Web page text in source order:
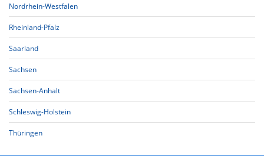
Nordrhein-Westfalen
Rheinland-Pfalz
Saarland
Sachsen
Sachsen-Anhalt
Schleswig-Holstein
Thüringen